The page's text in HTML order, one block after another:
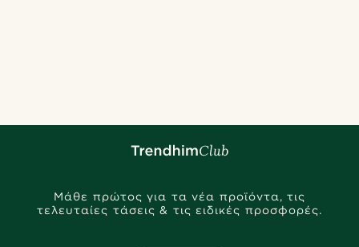
Μάθε πρώτος για τα νέα προϊόντα, τις
τελευταίες τάσεις & τις ειδικές προσφορές.